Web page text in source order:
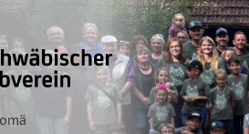
Albverein